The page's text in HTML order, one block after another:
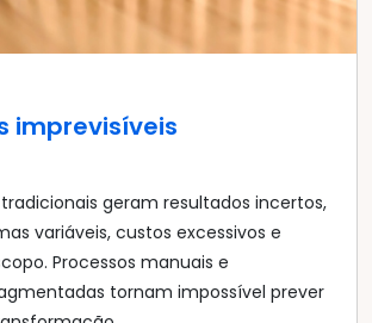
imprevisíveis
geram resultados incertos,
variáveis, custos excessivos e
Processos manuais e
tornam impossível prever